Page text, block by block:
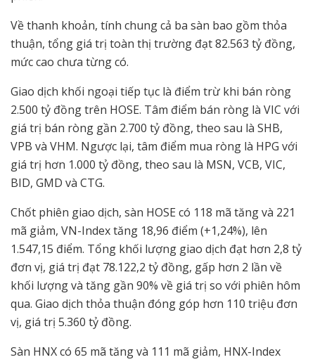
Về thanh khoản, tính chung cả ba sàn bao gồm thỏa
thuận, tổng giá trị toàn thị trường đạt 82.563 tỷ đồng,
mức cao chưa từng có.
Giao dịch khối ngoại tiếp tục là điểm trừ khi bán ròng
2.500 tỷ đồng trên HOSE. Tâm điểm bán ròng là VIC với
giá trị bán ròng gần 2.700 tỷ đồng, theo sau là SHB,
VPB và VHM. Ngược lại, tâm điểm mua ròng là HPG với
giá trị hơn 1.000 tỷ đồng, theo sau là MSN, VCB, VIC,
BID, GMD và CTG.
Chốt phiên giao dịch, sàn HOSE có 118 mã tăng và 221
mã giảm, VN-Index tăng 18,96 điểm (+1,24%), lên
1.547,15 điểm. Tổng khối lượng giao dịch đạt hơn 2,8 tỷ
đơn vị, giá trị đạt 78.122,2 tỷ đồng, gấp hơn 2 lần về
khối lượng và tăng gần 90% về giá trị so với phiên hôm
qua. Giao dịch thỏa thuận đóng góp hơn 110 triệu đơn
vị, giá trị 5.360 tỷ đồng.
Sàn HNX có 65 mã tăng và 111 mã giảm, HNX-Index